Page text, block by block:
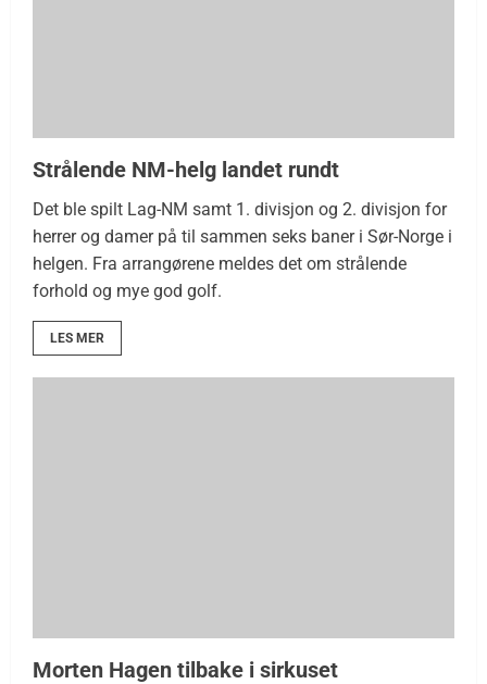
Strålende NM-helg landet rundt
Det ble spilt Lag-NM samt 1. divisjon og 2. divisjon for
herrer og damer på til sammen seks baner i Sør-Norge i
helgen. Fra arrangørene meldes det om strålende
forhold og mye god golf.
LES MER
Morten Hagen tilbake i sirkuset